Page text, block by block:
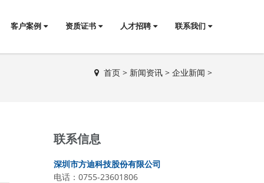
客户案例 资质证书 人才招聘 联系我们
首页 > 新闻资讯 > 企业新闻 >
联系信息
深圳市方迪科技股份有限公司
电话：0755-23601806